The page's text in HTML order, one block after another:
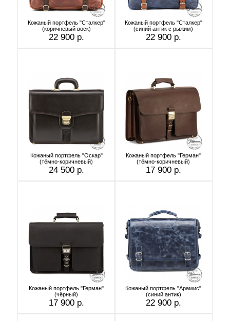
Кожаный портфель "Сталкер"
(коричневый воск)
22 900 р.
Кожаный портфель "Сталкер"
(синий антик с рыжим)
22 900 р.
Кожаный портфель "Оскар"
(тёмно-коричневый)
24 500 р.
Кожаный портфель "Герман"
(тёмно-коричневый)
17 900 р.
Кожаный портфель "Герман"
(чёрный)
17 900 р.
Кожаный портфель "Арамис"
(синий антик)
22 900 р.